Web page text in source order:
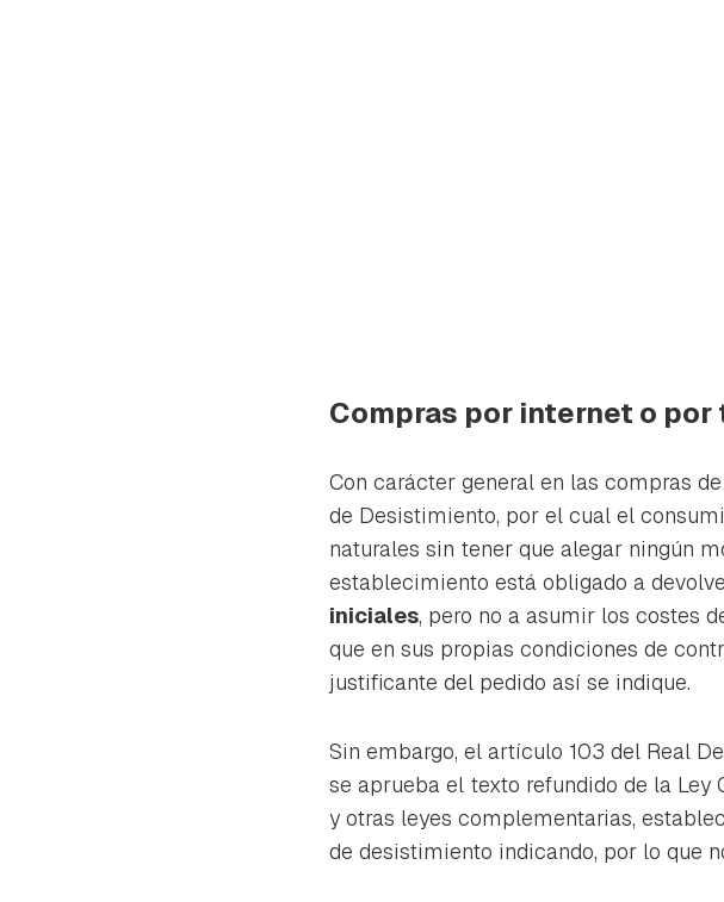
Guardar como
Para poder guardar como
cuenta de Hogarmanía.
Compras por internet o
Con carácter general en las compras
de Desistimiento, por el cual el
naturales sin tener que alegar ningún
establecimiento está obligado a
iniciales, pero no a asumir los costes
que en sus propias condiciones de
justificante del pedido así se indique.
Sin embargo, el artículo 103 del Real
se aprueba el texto refundido de la Ley
y otras leyes complementarias,
de desistimiento indicando, por lo que
Gracias